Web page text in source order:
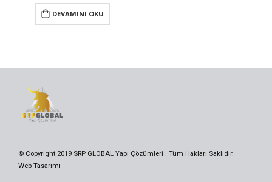
DEVAMINI OKU
© Copyright 2019 SRP GLOBAL Yapı Çözümleri . Tüm Hakları Saklıdır.
Web Tasarımı